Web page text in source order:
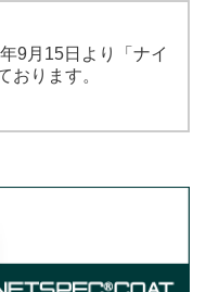
9月15日より「ナイ
おります。